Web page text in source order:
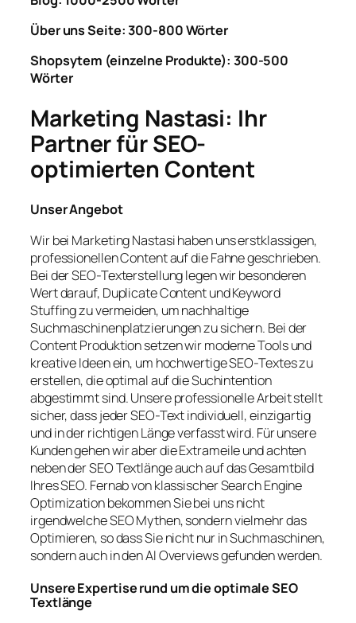
Über uns Seite: 300-800 Wörter
Shopsytem (einzelne Produkte): 300-500
Wörter
Marketing Nastasi: Ihr
Partner für SEO-
optimierten Content
Unser Angebot
Wir bei Marketing Nastasi haben uns erstklassigen,
professionellen Content auf die Fahne geschrieben.
Bei der SEO-Texterstellung legen wir besonderen
Wert darauf, Duplicate Content und Keyword
Stuffing zu vermeiden, um nachhaltige
Suchmaschinenplatzierungen zu sichern. Bei der
Content Produktion setzen wir moderne Tools und
kreative Ideen ein, um hochwertige SEO-Textes zu
erstellen, die optimal auf die Suchintention
abgestimmt sind. Unsere professionelle Arbeit stellt
sicher, dass jeder SEO-Text individuell, einzigartig
und in der richtigen Länge verfasst wird. Für unsere
Kunden gehen wir aber die Extrameile und achten
neben der SEO Textlänge auch auf das Gesamtbild
Ihres SEO. Fernab von klassischer Search Engine
Optimization bekommen Sie bei uns nicht
irgendwelche SEO Mythen, sondern vielmehr das
Optimieren, so dass Sie nicht nur in Suchmaschinen,
sondern auch in den AI Overviews gefunden werden.
Unsere Expertise rund um die optimale SEO
Textlänge